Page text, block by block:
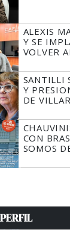
ALEXIS
Y SE
VOLVER
SANTILLI
Y
DE
CON
SOMOS